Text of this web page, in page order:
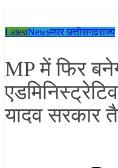
LatestNewsमप्र छत्तीसगढ़राज्य
MP में फिर
यादव सरकार